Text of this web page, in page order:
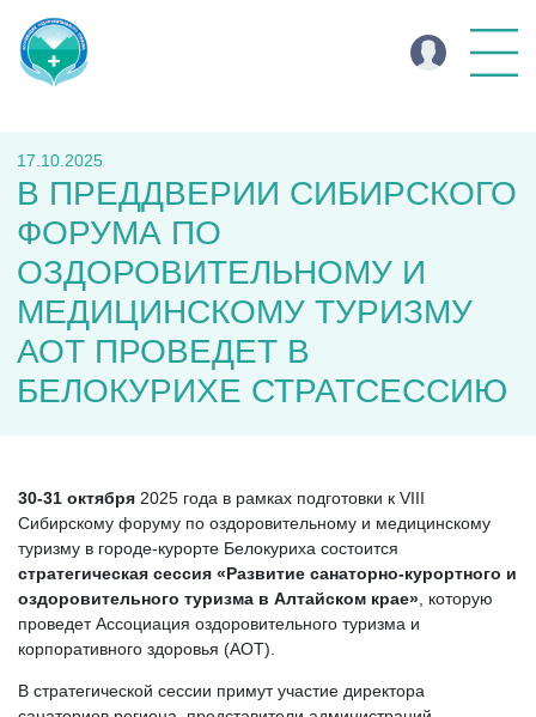
17.10.2025
В ПРЕДДВЕРИИ СИБИРСКОГО
ФОРУМА ПО
ОЗДОРОВИТЕЛЬНОМУ И
МЕДИЦИНСКОМУ ТУРИЗМУ
АОТ ПРОВЕДЕТ В
БЕЛОКУРИХЕ СТРАТСЕССИЮ
30-31 октября 2025 года в рамках подготовки к VIII
Сибирскому форуму по оздоровительному и медицинскому
туризму в городе-курорте Белокуриха состоится
стратегическая сессия «Развитие санаторно-курортного и
оздоровительного туризма в Алтайском крае» , которую
проведет Ассоциация оздоровительного туризма и
корпоративного здоровья (АОТ).
В стратегической сессии примут участие директора